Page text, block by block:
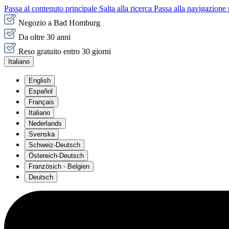
Passa al contenuto principale Salta alla ricerca Passa alla
Negozio a Bad Homburg
Da oltre 30 anni
Reso gratuito entro 30 giorni
Italiano
English
Español
Français
Italiano
Nederlands
Svenska
Schweiz-Deutsch
Östereich-Deutsch
Französich - Belgien
Deutsch